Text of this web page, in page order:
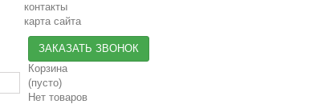
контакты
карта сайта
ЗАКАЗАТЬ ЗВОНОК
Корзина
(пусто)
Нет товаров